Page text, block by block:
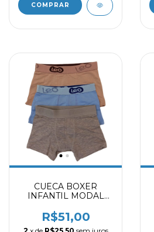
COMPRAR
CUECA BOXER
INFANTIL MODAL
PORCELANA -
MESCLA 2031403
R$51,00